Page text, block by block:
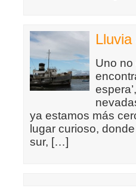
Uno no
ya estamos más
lugar curioso,
sur, […]